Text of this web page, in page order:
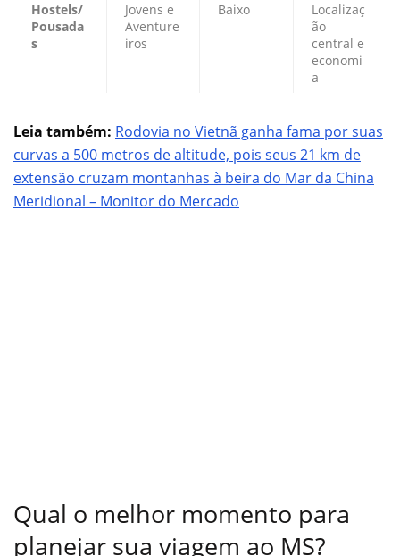
Hostels/
Pousada
s
Jovens e
Aventure
iros
Baixo
Localizaç
ão
central e
economi
a
Leia também: Rodovia no Vietnã ganha fama por suas
curvas a 500 metros de altitude, pois seus 21 km de
extensão cruzam montanhas à beira do Mar da China
Meridional – Monitor do Mercado
Qual o melhor momento para
planejar sua viagem ao MS?